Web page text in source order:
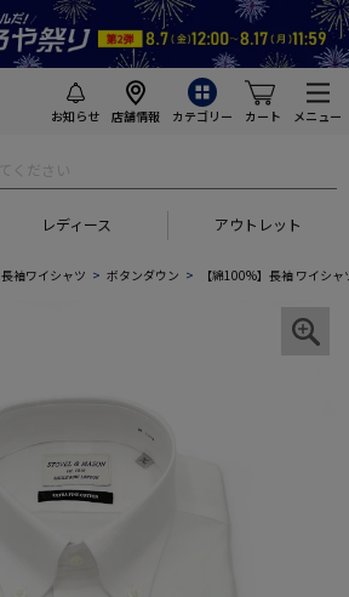
お知らせ 店舗情報 カテゴリー カート メニュー
レディース アウトレット
長袖ワイシャツ ボタンダウン 【綿100%】長袖 ワイシ